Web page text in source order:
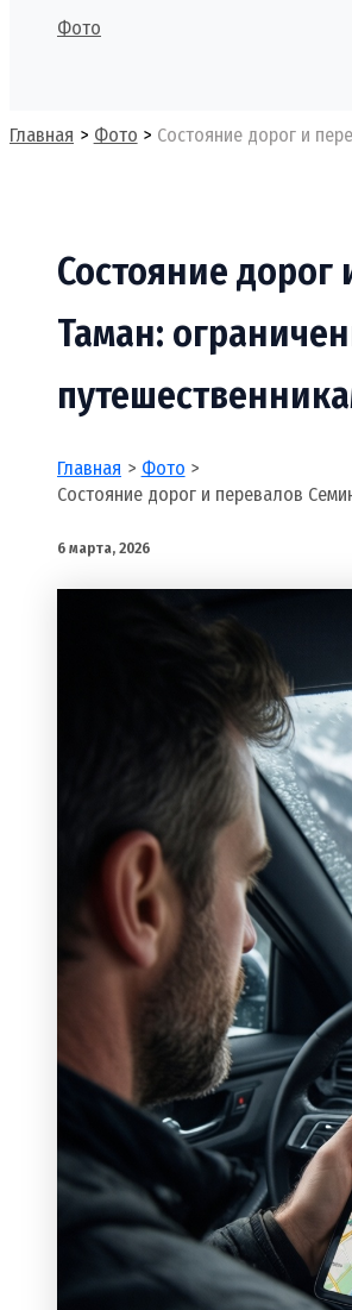
Фото
Главная Фото Состояние дорог и
Состояние
Таман:
Главная
Фото
Состояние дорог и перевалов
6 марта, 2026